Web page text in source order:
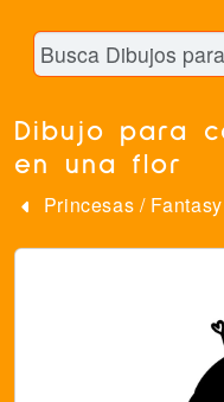
Dibujo para
en una flor
Princesas / Fantasy